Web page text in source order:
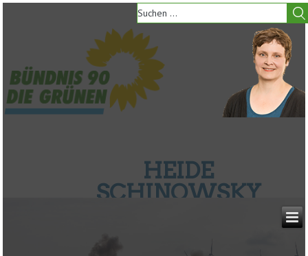
HEIDE
SCHINOWSKY